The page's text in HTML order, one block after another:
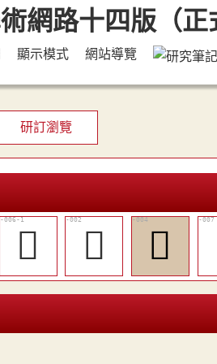
顯示模式 網站導覽
研訂瀏覽
󰆩 𠜰 𡭕